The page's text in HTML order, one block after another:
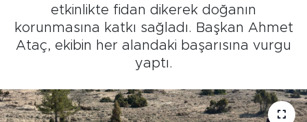
etkinlikte fidan dikerek doğanın
korunmasına katkı sağladı. Başkan Ahmet
Ataç, ekibin her alandaki başarısına vurgu
yaptı.